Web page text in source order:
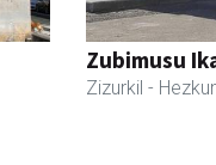
Zubimusu
Zizurkil -